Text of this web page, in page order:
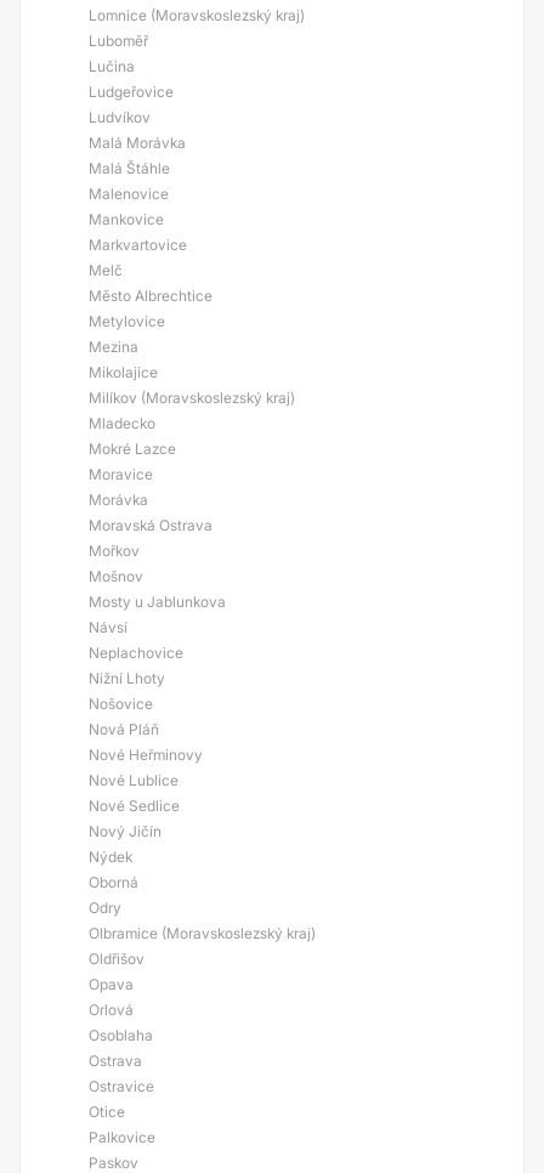
Lomnice (Moravskoslezský kraj)
Luboměř
Lučina
Ludgeřovice
Ludvíkov
Malá Morávka
Malá Štáhle
Malenovice
Mankovice
Markvartovice
Melč
Město Albrechtice
Metylovice
Mezina
Mikolajice
Milíkov (Moravskoslezský kraj)
Mladecko
Mokré Lazce
Moravice
Morávka
Moravská Ostrava
Mořkov
Mošnov
Mosty u Jablunkova
Návsí
Neplachovice
Nižní Lhoty
Nošovice
Nová Pláň
Nové Heřminovy
Nové Lublice
Nové Sedlice
Nový Jičín
Nýdek
Oborná
Odry
Olbramice (Moravskoslezský kraj)
Oldřišov
Opava
Orlová
Osoblaha
Ostrava
Ostravice
Otice
Palkovice
Paskov